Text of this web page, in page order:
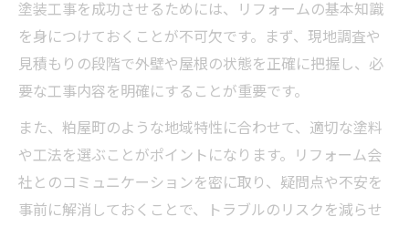
塗装工事を成功させるためには、リフォームの基本知識
を身につけておくことが不可欠です。まず、現地調査や
見積もりの段階で外壁や屋根の状態を正確に把握し、必
要な工事内容を明確にすることが重要です。
また、粕屋町のような地域特性に合わせて、適切な塗料
や工法を選ぶことがポイントになります。リフォーム会
社とのコミュニケーションを密に取り、疑問点や不安を
事前に解消しておくことで、トラブルのリスクを減らせ